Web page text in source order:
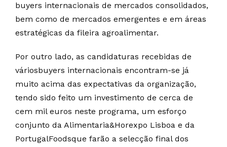
buyers internacionais de mercados consolidados,
bem como de mercados emergentes e em áreas
estratégicas da fileira agroalimentar.
Por outro lado, as candidaturas recebidas de
váriosbuyers internacionais encontram-se já
muito acima das expectativas da organização,
tendo sido feito um investimento de cerca de
cem mil euros neste programa, um esforço
conjunto da Alimentaria&Horexpo Lisboa e da
PortugalFoodsque farão a selecção final dos